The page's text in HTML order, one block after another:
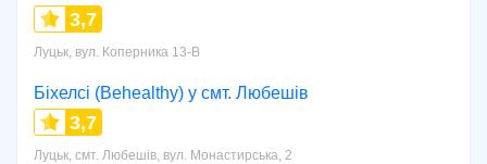
3,7
Луцьк, вул. Коперника 13-В
Біхелсі (Behealthy) у смт. Любешів
3,7
Луцьк, смт. Любешів, вул. Монастирська, 2